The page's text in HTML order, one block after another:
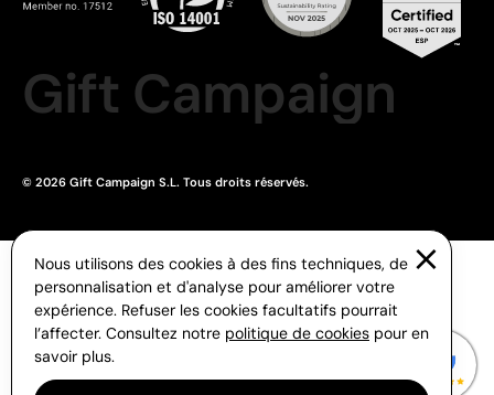
Gift Campaign
© 2026 Gift Campaign S.L. Tous droits réservés.
Nous utilisons des cookies à des fins techniques, de
personnalisation et d'analyse pour améliorer votre
expérience. Refuser les cookies facultatifs pourrait
l’affecter. Consultez notre politique de cookies pour en
savoir plus.